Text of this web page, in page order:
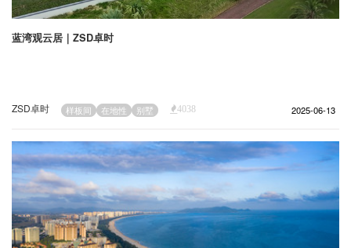
蓝湾观云居｜ZSD卓时
ZSD卓时 样板间 在地性 别墅 4038 2025-06-13